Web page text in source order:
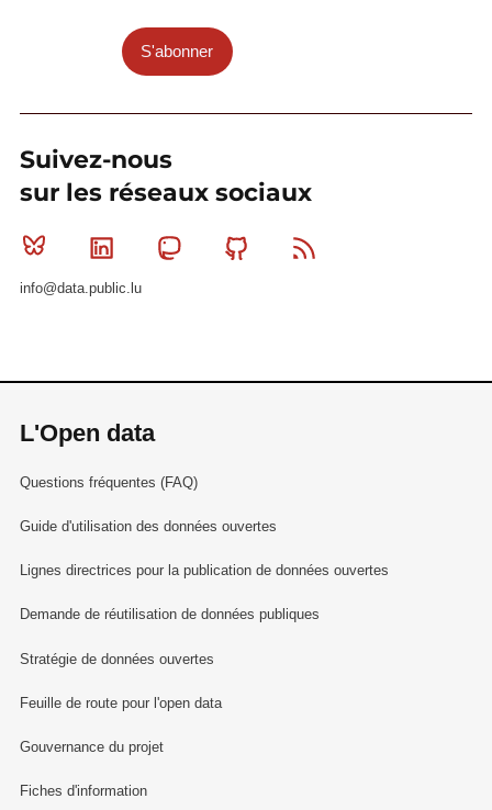
S'abonner
Suivez-nous
sur les réseaux sociaux
Bluesky Linkedin MastodonGithub
info@data.public.lu
L'Open data
Questions fréquentes (FAQ)
Guide d'utilisation des données ouvertes
Lignes directrices pour la publication de données ouvertes
Demande de réutilisation de données publiques
Stratégie de données ouvertes
Feuille de route pour l'open data
Gouvernance du projet
Fiches d'information